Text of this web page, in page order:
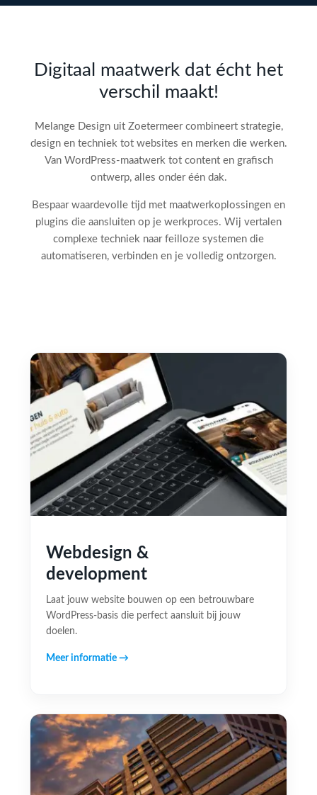
de SEO-
audit
Digitaal maatwerk dat écht het
verschil maakt!
Melange Design uit Zoetermeer combineert strategie,
design en techniek tot websites en merken die werken.
Van WordPress-maatwerk tot content en grafisch
ontwerp, alles onder één dak.
Bespaar waardevolle tijd met maatwerkoplossingen en
plugins die aansluiten op je werkproces. Wij vertalen
complexe techniek naar feilloze systemen die
automatiseren, verbinden en je volledig ontzorgen.
Webdesign &
development
Laat jouw website bouwen op een betrouwbare
WordPress-basis die perfect aansluit bij jouw
doelen.
Meer informatie →